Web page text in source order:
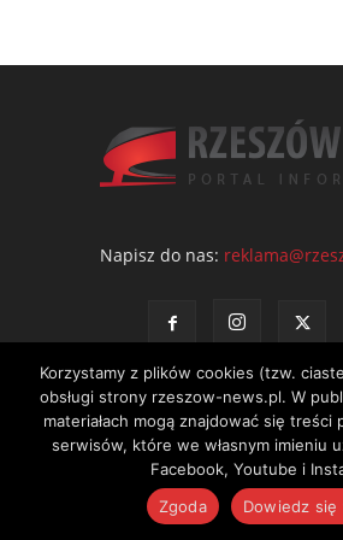
Napisz do nas:
Kontakt Polityka prywatności
© NEWS Sp. z o.o. - wydawca portalu
zastrzeżone. Tel.: 601 97
Korzystamy z plików cookies (tzw.
obsługi strony rzeszow-news.pl. W
materiałach mogą znajdować się treści
serwisów, które we własnym imieniu
Facebook, Youtube i
Zgoda
Dowiedz się